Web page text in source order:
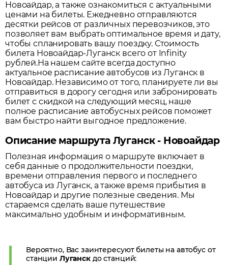
Новоайдар, а также ознакомиться с актуальными
ценами на билеты. Ежедневно отправляются
десятки рейсов от различных перевозчиков, это
позволяет вам выбрать оптимальное время и дату,
чтобы спланировать вашу поездку. Стоимость
билета Новоайдар-Луганск всего от Infinity
рублей.На нашем сайте всегда доступно
актуальное расписание автобусов изЛуганск в
Новоайдар. Независимо от того, планируете ли вы
отправиться в дорогу сегодня или забронировать
билет с скидкой на следующий месяц, наше
полное расписание автобусных рейсов поможет
вам быстро найти выгодное предложение.
Описание маршрута Луганск - Новоайдар
Полезная информация о маршруте включает в
себя данные о продолжительности поездки,
времени отправления первого и последнего
автобуса изЛуганск, а также время прибытия в
Новоайдари другие полезные сведения. Мы
стараемся сделать ваше путешествие
максимально удобным и информативным.
Вероятно, Вас заинтересуют билеты на автобус от
станции Луганскдо станций: